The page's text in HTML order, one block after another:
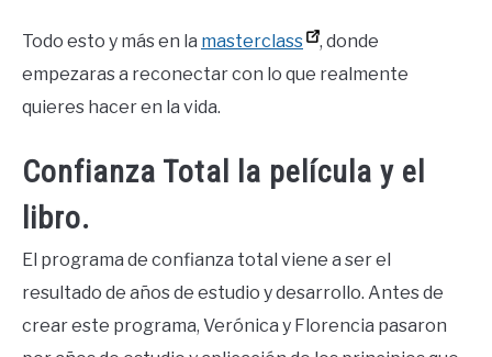
Todo esto y más en la masterclass
, donde
empezaras a reconectar con lo que realmente
quieres hacer en la vida.
Confianza Total la película y el
libro.
El programa de confianza total viene a ser el
resultado de años de estudio y desarrollo. Antes de
crear este programa, Verónica y Florencia pasaron